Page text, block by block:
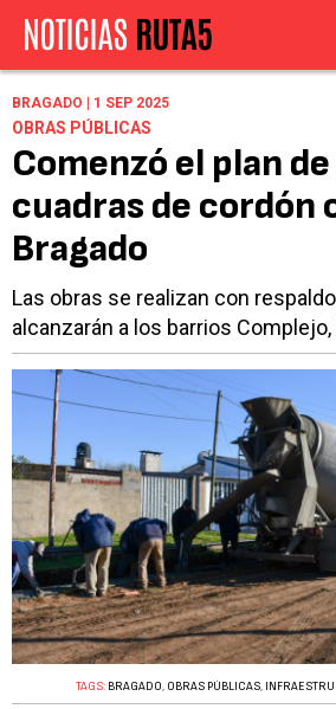
BRAGADO | 1 SEP 2025
OBRAS PÚBLICAS
Comenzó el plan
cuadras de cordón
Bragado
Las obras se realizan con
alcanzarán a los barrios Complejo,
TAGS: BRAGADO, OBRAS PÚBLICAS,